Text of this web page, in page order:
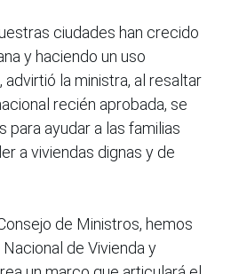
ciudades han crecido
y haciendo un uso
la ministra, al resaltar
recién aprobada, se
para ayudar a las familias
a viviendas dignas y de
de Ministros, hemos
de Vivienda y